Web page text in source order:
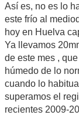
Así es, no es lo
este frío al
hoy en Huelva
Ya llevamos
de este mes ,
húmedo de lo
cuando lo
superamos el
recientes 2009-